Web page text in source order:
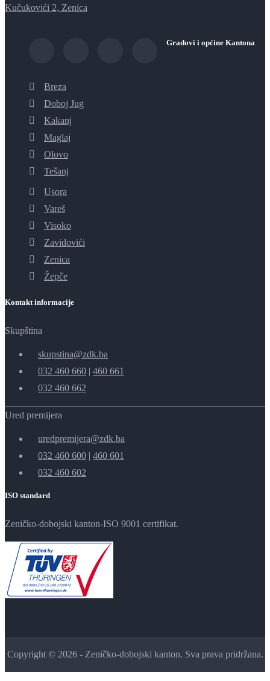
Kučukovići 2, Zenica
Gradovi i općine Kantona
Breza
Doboj Jug
Kakanj
Maglaj
Olovo
Tešanj
Usora
Vareš
Visoko
Zavidovići
Zenica
Žepče
Kontakt informacije
Skupština
skupstina@zdk.ba
032 460 660 | 460 661
032 460 662
Ured premijera
uredpremijera@zdk.ba
032 460 600 | 460 601
032 460 602
ISO standard
Zeničko-dobojski kanton-ISO 9001 certifikat.
Copyright © 2026 - Zeničko-dobojski kanton. Sva prava pridržana.